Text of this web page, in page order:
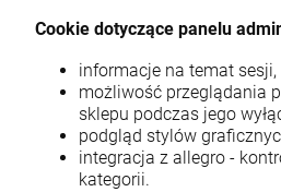
Cookie dotyczące panelu
informacje na temat sesji,
możliwość przeglądania
sklepu podczas jego
podgląd stylów
integracja z allegro -
kategorii.